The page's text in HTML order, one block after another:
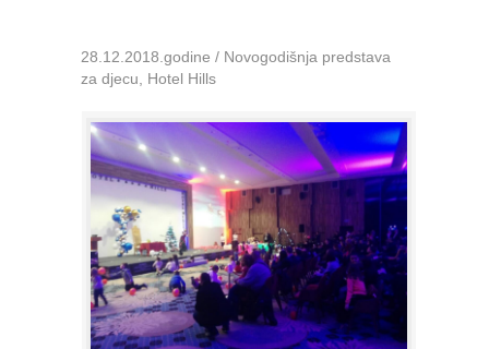
28.12.2018.godine / Novogodišnja predstava
za djecu, Hotel Hills